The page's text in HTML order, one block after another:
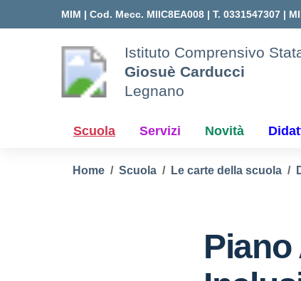
MIM | Cod. Mecc. MIIC8EA008 | T. 0331547307 |
Istituto Comprensivo
Giosuè Carducci
Legnano
Scuola Servizi Novità
Home Scuola Le carte della scuola